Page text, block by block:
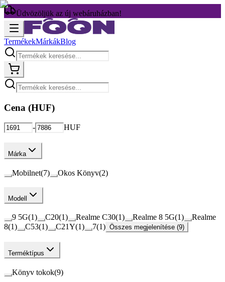
Üdvözöljük az új webáruházban!
TermékekMárkákBlog
Cena (HUF)
- HUF
Márka
Mobilnet(7) Okos Könyv(2)
Modell
9 5G(1) C20(1) Realme C30(1) Realme 8 5G(1)
Realme
8(1) C53(1) C21Y(1) 7(1) Összes megjelenítése (9)
Terméktípus
Könyv tokok(9)